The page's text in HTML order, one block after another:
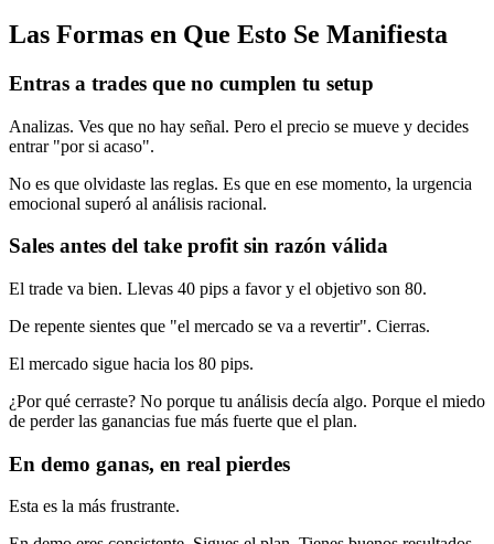
Las Formas en Que Esto Se Manifiesta
Entras a trades que no cumplen tu setup
Analizas. Ves que no hay señal. Pero el precio se mueve y decides
entrar "por si acaso".
No es que olvidaste las reglas. Es que en ese momento, la urgencia
emocional superó al análisis racional.
Sales antes del take profit sin razón válida
El trade va bien. Llevas 40 pips a favor y el objetivo son 80.
De repente sientes que "el mercado se va a revertir". Cierras.
El mercado sigue hacia los 80 pips.
¿Por qué cerraste? No porque tu análisis decía algo. Porque el miedo
de perder las ganancias fue más fuerte que el plan.
En demo ganas, en real pierdes
Esta es la más frustrante.